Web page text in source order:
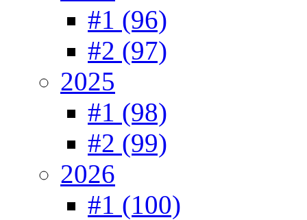
#1 (96)
#2 (97)
2025
#1 (98)
#2 (99)
2026
#1 (100)